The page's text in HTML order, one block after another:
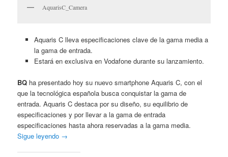
AquarisC_Camera
Aquaris C lleva especificaciones clave de la gama media a
la gama de entrada.
Estará en exclusiva en Vodafone durante su lanzamiento.
BQ ha presentado hoy su nuevo smartphone Aquaris C, con el
que la tecnológica española busca conquistar la gama de
entrada. Aquaris C destaca por su diseño, su equilibrio de
especificaciones y por llevar a la gama de entrada
especificaciones hasta ahora reservadas a la gama media.
Sigue leyendo →